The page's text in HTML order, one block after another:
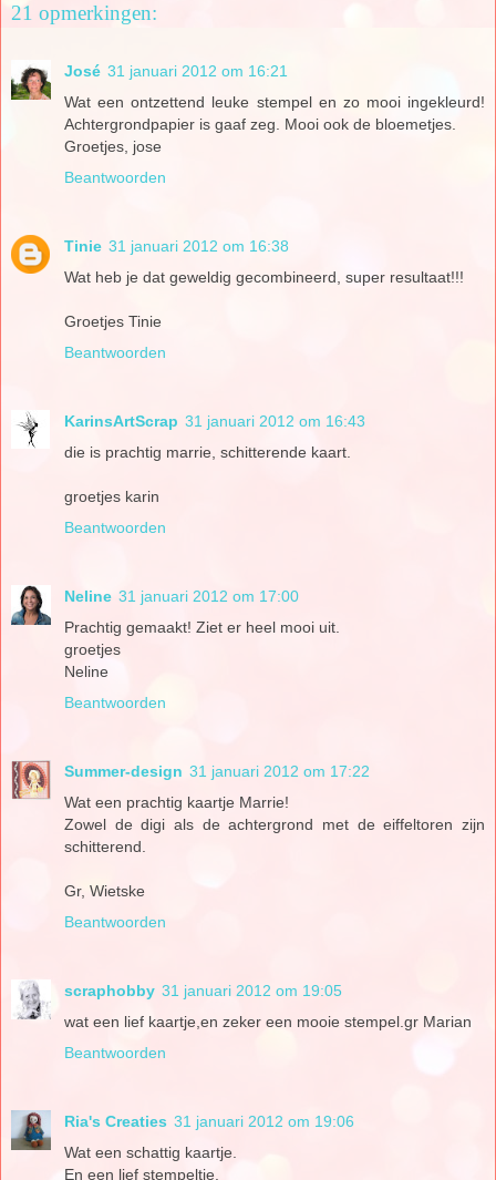
21 opmerkingen:
José 31 januari 2012 om 16:21
Wat een ontzettend leuke stempel en zo mooi ingekleurd!
Achtergrondpapier is gaaf zeg. Mooi ook de bloemetjes.
Groetjes, jose
Beantwoorden
Tinie 31 januari 2012 om 16:38
Wat heb je dat geweldig gecombineerd, super resultaat!!!
Groetjes Tinie
Beantwoorden
KarinsArtScrap 31 januari 2012 om 16:43
die is prachtig marrie, schitterende kaart.
groetjes karin
Beantwoorden
Neline 31 januari 2012 om 17:00
Prachtig gemaakt! Ziet er heel mooi uit.
groetjes
Neline
Beantwoorden
Summer-design 31 januari 2012 om 17:22
Wat een prachtig kaartje Marrie!
Zowel de digi als de achtergrond met de eiffeltoren zijn
schitterend.
Gr, Wietske
Beantwoorden
scraphobby 31 januari 2012 om 19:05
wat een lief kaartje,en zeker een mooie stempel.gr Marian
Beantwoorden
Ria's Creaties 31 januari 2012 om 19:06
Wat een schattig kaartje.
En een lief stempeltje.